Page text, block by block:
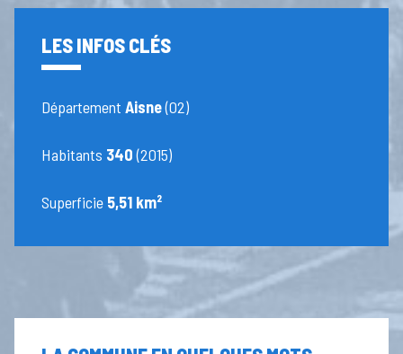
LES INFOS CLÉS
DépartementAisne(02)
Habitants 340(2015)
Superficie 5,51 km²